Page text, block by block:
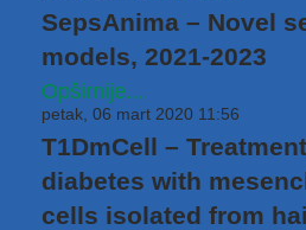
SepsAnima – Novel
models, 2021-2023
Opširnije...
petak, 06 mart 2020 11:56
T1DmCell –
diabetes with
cells isolated from